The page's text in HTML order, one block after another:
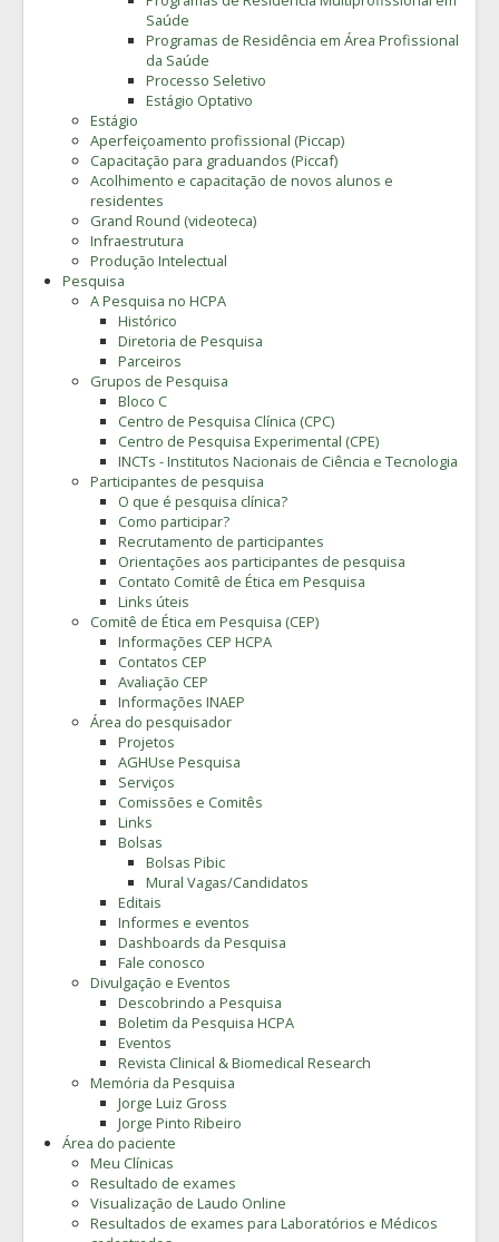
Saúde
Programas de Residência em Área Profissional
da Saúde
Processo Seletivo
Estágio Optativo
Estágio
Aperfeiçoamento profissional (Piccap)
Capacitação para graduandos (Piccaf)
Acolhimento e capacitação de novos alunos e
residentes
Grand Round (videoteca)
Infraestrutura
Produção Intelectual
Pesquisa
A Pesquisa no HCPA
Histórico
Diretoria de Pesquisa
Parceiros
Grupos de Pesquisa
Bloco C
Centro de Pesquisa Clínica (CPC)
Centro de Pesquisa Experimental (CPE)
INCTs - Institutos Nacionais de Ciência e Tecnologia
Participantes de pesquisa
O que é pesquisa clínica?
Como participar?
Recrutamento de participantes
Orientações aos participantes de pesquisa
Contato Comitê de Ética em Pesquisa
Links úteis
Comitê de Ética em Pesquisa (CEP)
Informações CEP HCPA
Contatos CEP
Avaliação CEP
Informações INAEP
Área do pesquisador
Projetos
AGHUse Pesquisa
Serviços
Comissões e Comitês
Links
Bolsas
Bolsas Pibic
Mural Vagas/Candidatos
Editais
Informes e eventos
Dashboards da Pesquisa
Fale conosco
Divulgação e Eventos
Descobrindo a Pesquisa
Boletim da Pesquisa HCPA
Eventos
Revista Clinical & Biomedical Research
Memória da Pesquisa
Jorge Luiz Gross
Jorge Pinto Ribeiro
Área do paciente
Meu Clínicas
Resultado de exames
Visualização de Laudo Online
Resultados de exames para Laboratórios e Médicos